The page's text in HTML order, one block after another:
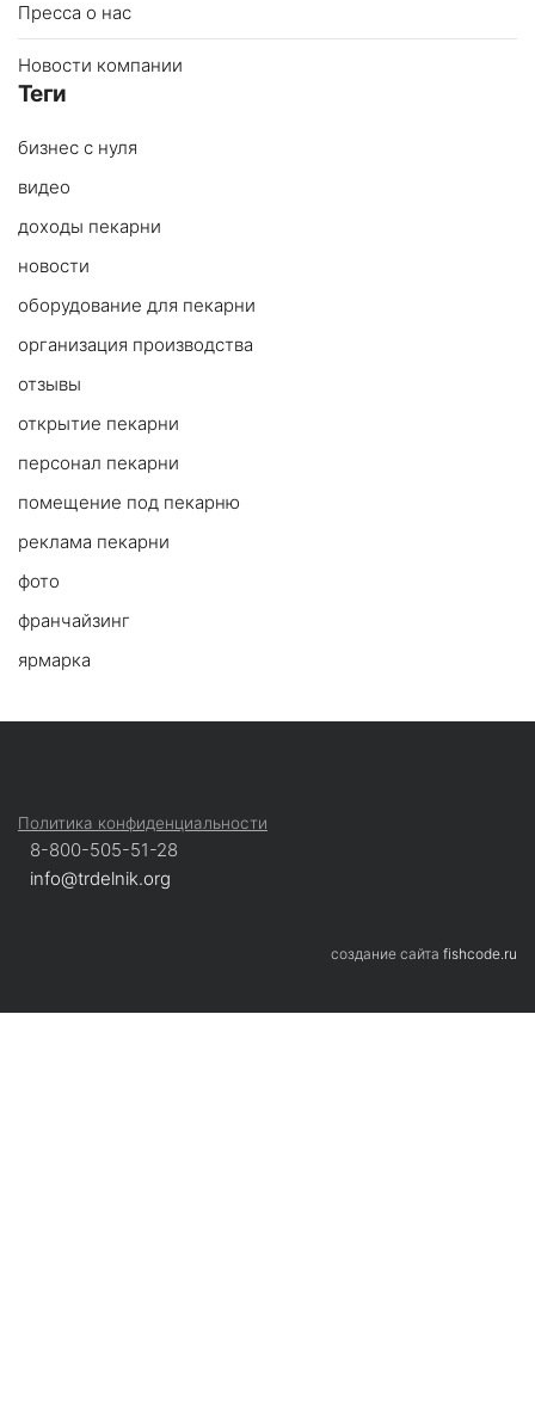
Пресса о нас
Новости компании
Теги
бизнес с нуля
видео
доходы пекарни
новости
оборудование для пекарни
организация производства
отзывы
открытие пекарни
персонал пекарни
помещение под пекарню
реклама пекарни
фото
франчайзинг
ярмарка
Политика конфиденциальности
8-800-505-51-28
info@trdelnik.org
cоздание сайта fishcode.ru
информация о франшизе, оставьте вашу
информацию